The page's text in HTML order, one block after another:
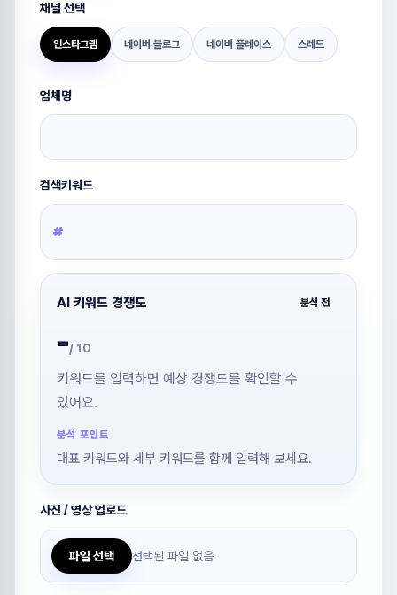
채널 선택
인스타그램 네이버 블로그 네이버 플레이스 스레드
업체명
검색키워드
#
AI 키워드 경쟁도 분석 전
-/ 10
키워드를 입력하면 예상 경쟁도를 확인할 수
있어요.
분석 포인트
대표 키워드와 세부 키워드를 함께 입력해 보세요.
사진 / 영상 업로드
파일 선택 선택된 파일 없음